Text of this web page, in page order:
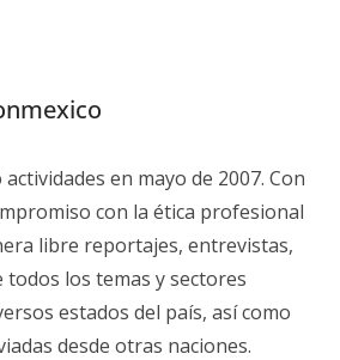
en mayo de 2007. Con
con la ética profesional
libre reportajes, entrevistas,
todos los temas y sectores
estados del país, así como
desde otras naciones.